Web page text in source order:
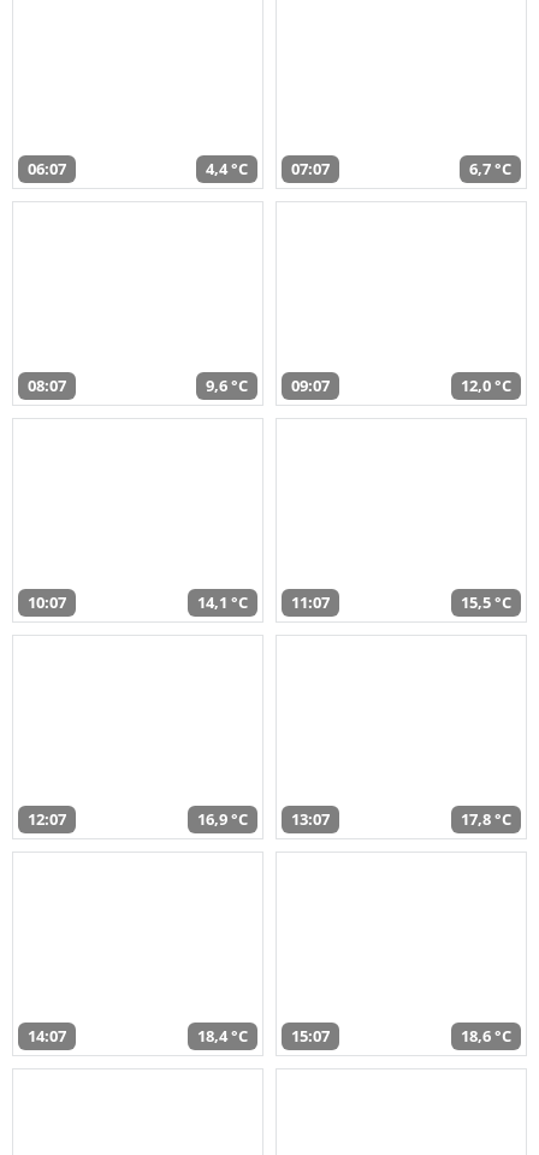
06:07 4,4 °C 07:07 6,7 °C
08:07 9,6 °C 09:07 12,0 °C
10:07 14,1 °C 11:07 15,5 °C
12:07 16,9 °C 13:07 17,8 °C
14:07 18,4 °C 15:07 18,6 °C